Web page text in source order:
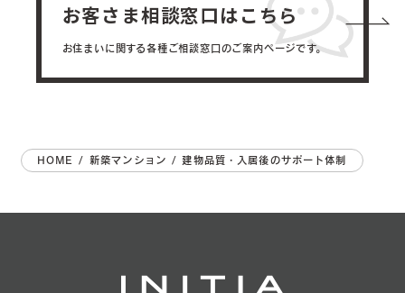
お客さま相談窓口はこちら
お住まいに関する各種ご相談窓口のご案内ページです。
HOME / 新築マンション / 建物品質・入居後のサポート体制